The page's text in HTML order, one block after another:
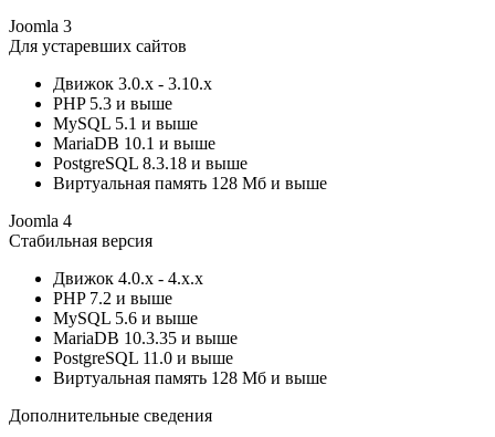
Joomla 3
Для устаревших сайтов
Движок 3.0.x - 3.10.x
PHP 5.3 и выше
MySQL 5.1 и выше
MariaDB 10.1 и выше
PostgreSQL 8.3.18 и выше
Виртуальная память 128 Мб и выше
Joomla 4
Стабильная версия
Движок 4.0.x - 4.x.x
PHP 7.2 и выше
MySQL 5.6 и выше
MariaDB 10.3.35 и выше
PostgreSQL 11.0 и выше
Виртуальная память 128 Мб и выше
Дополнительные сведения